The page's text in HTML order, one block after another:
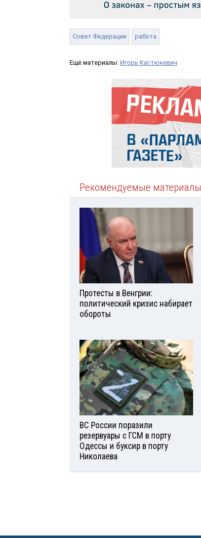
Совет Федерации работа
Ещё материалы: Игорь Кастюкевич
Рекомендуемые материалы
Протесты в Венгрии:
политический кризис набирает
обороты
ВС России поразили
резервуары с ГСМ в порту
Одессы и буксир в порту
Николаева